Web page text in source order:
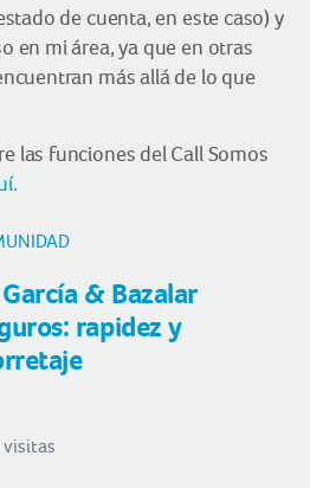
de cuenta, en este caso) y
en mi área, ya que en otras
más allá de lo que
las funciones del Call Somos
& Bazalar
rapidez y
visitas